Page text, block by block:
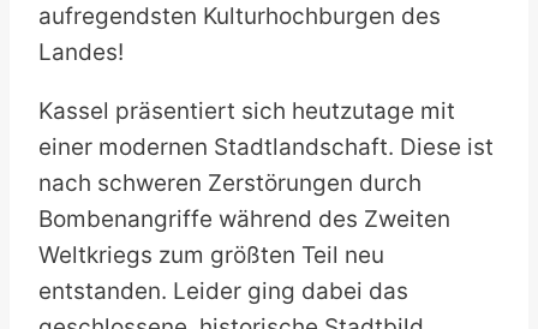
aufregendsten Kulturhochburgen des
Landes!
Kassel präsentiert sich heutzutage mit
einer modernen Stadtlandschaft. Diese ist
nach schweren Zerstörungen durch
Bombenangriffe während des Zweiten
Weltkriegs zum größten Teil neu
entstanden. Leider ging dabei das